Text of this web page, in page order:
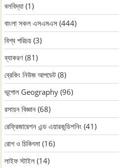
বলবিদ্যা (1)
বাংলা সকল এসএমএস (444)
বিশ্ব পরিচয় (3)
ব্যাকরণ (81)
ব্রেকিং নিউজ আপডেট (8)
ভূগোল Geography (96)
রসায়ন বিজ্ঞান (68)
রেফ্রিজারেশন এন্ড এয়ারকন্ডিশনিং (41)
রোগ ও চিকিৎসা (16)
লাইফ স্টাইল (14)